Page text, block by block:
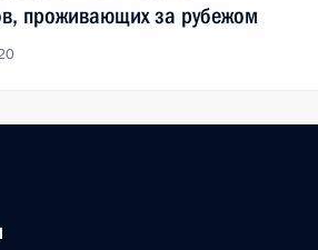
проживающих за рубежом